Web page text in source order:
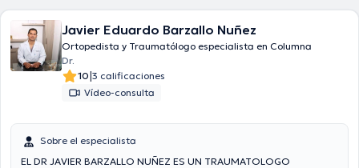
Javier Eduardo Barzallo Nuñez
Ortopedista y Traumatólogo especialista en Columna
Dr.
10|3 calificaciones
Vídeo-consulta
Sobre el especialista
EL DR JAVIER BARZALLO NUÑEZ ES UN TRAUMATOLOGO